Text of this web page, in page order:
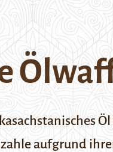
aufgrund